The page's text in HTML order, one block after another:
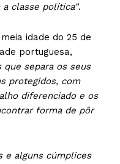
classe política”.
idade do 25 de
portuguesa,
que separa os seus
protegidos, com
diferenciado e os
forma de pôr
e alguns cúmplices